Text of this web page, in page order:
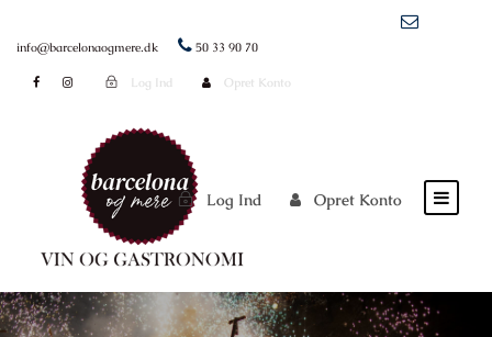
info@barcelonaogmere.dk 50 33 90 70
Log Ind Opret Konto
Log Ind Opret Konto